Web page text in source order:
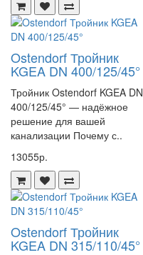
Ostendorf Тройник
KGEA DN 400/125/45°
Тройник Ostendorf KGEA DN
400/125/45° — надёжное
решение для вашей
канализации Почему с..
13055р.
Ostendorf Тройник
KGEA DN 315/110/45°